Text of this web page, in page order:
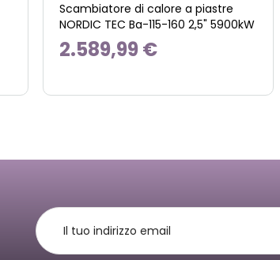
Scambiatore di calore a piastre
NORDIC TEC Ba-115-160 2,5" 5900kW
2.589,99 €